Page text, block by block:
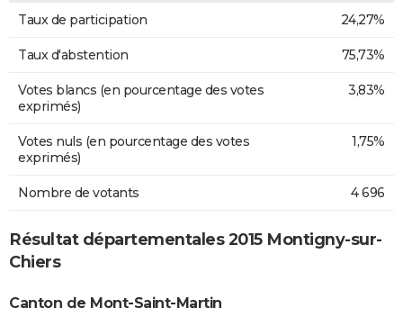
Taux de participation 24,27%
Taux d'abstention 75,73%
Votes blancs (en pourcentage des votes
exprimés)
3,83%
Votes nuls (en pourcentage des votes
exprimés)
1,75%
Nombre de votants 4 696
Résultat départementales 2015 Montigny-sur-
Chiers
Canton de Mont-Saint-Martin